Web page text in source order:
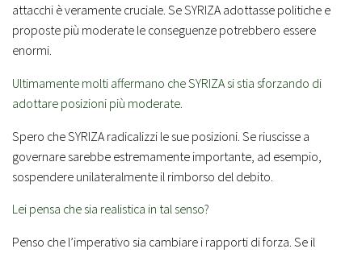
attacchi è veramente cruciale. Se SYRIZA adottasse politiche e
proposte più moderate le conseguenze potrebbero essere
enormi.
Ultimamente molti affermano che SYRIZA si stia sforzando di
adottare posizioni più moderate
Spero che SYRIZA radicalizzi le sue posizioni. Se riuscisse a
governare sarebbe estremamente importante, ad esempio,
sospendere unilateralmente il rimborso del debito.
Lei pensa che sia realistica in tal senso?
Penso che l’imperativo sia cambiare i rapporti di forza. Se il